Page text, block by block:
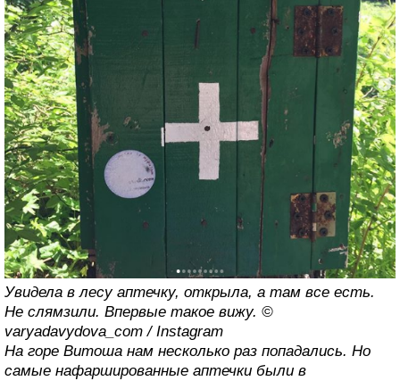
Увидела в лесу аптечку, открыла, а там все есть.
Не слямзили. Впервые такое вижу. ©
varyadavydova_com / Instagram
На горе Витоша нам несколько раз попадались. Но
самые нафаршированные аптечки были в